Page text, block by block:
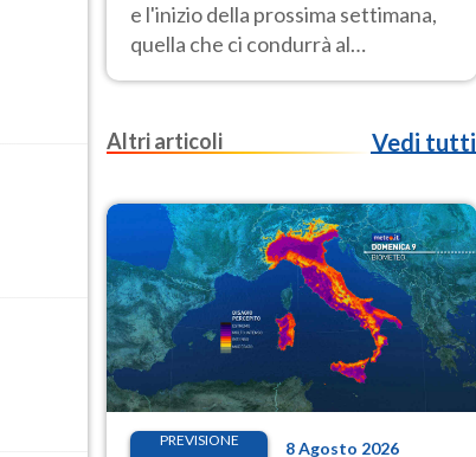
e l'inizio della prossima settimana,
quella che ci condurrà al
Ferragosto, vede ancora
Altri articoli
Vedi tutti
PREVISIONE 8 Agosto 2026